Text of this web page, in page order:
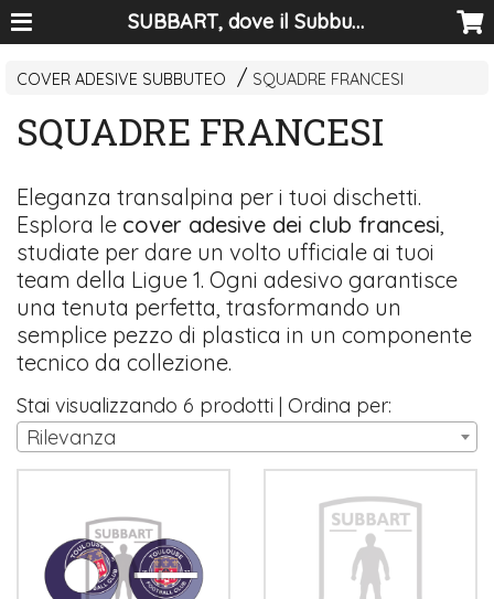
SUBBART, dove il Subbuteo diventa arte
COVER ADESIVE SUBBUTEO SQUADRE FRANCESI
SQUADRE FRANCESI
Eleganza transalpina per i tuoi dischetti.
Esplora le cover adesive dei club francesi,
studiate per dare un volto ufficiale ai tuoi
team della Ligue 1. Ogni adesivo garantisce
una tenuta perfetta, trasformando un
semplice pezzo di plastica in un componente
tecnico da collezione.
Stai visualizzando 6 prodotti | Ordina per:
Rilevanza